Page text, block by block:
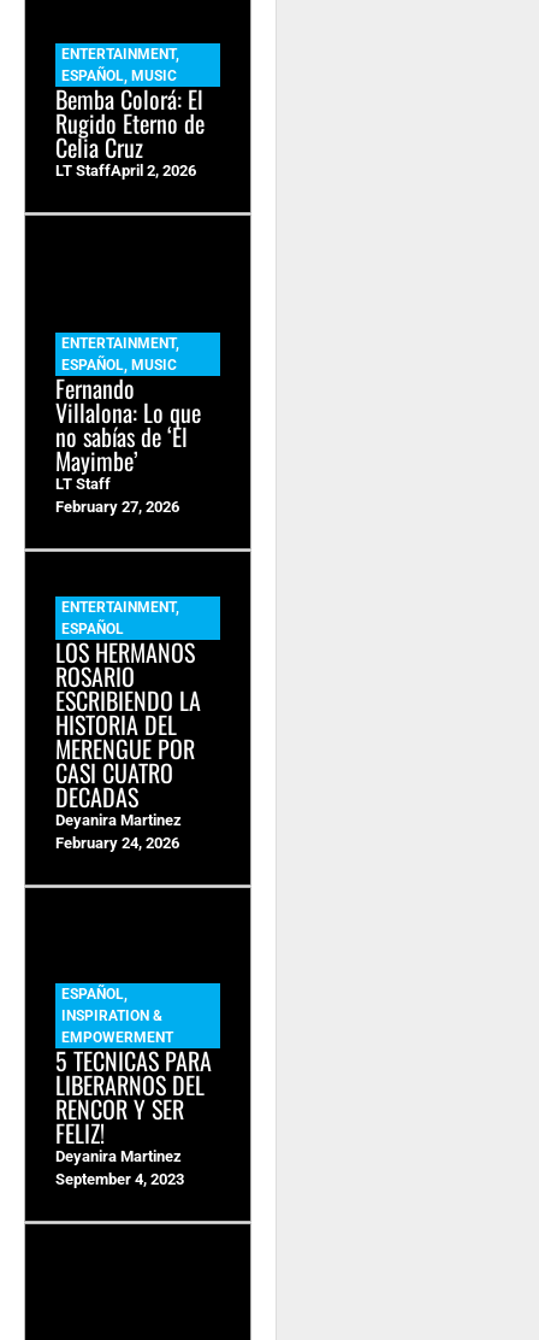
ENTERTAINMENT,
ESPAÑOL, MUSIC
Bemba Colorá: El
Rugido Eterno de
Celia Cruz
LT StaffApril 2, 2026
ENTERTAINMENT,
ESPAÑOL, MUSIC
Fernando
Villalona: Lo que
no sabías de ‘El
Mayimbe’
LT Staff
February 27, 2026
ENTERTAINMENT,
ESPAÑOL
LOS HERMANOS
ROSARIO
ESCRIBIENDO LA
HISTORIA DEL
MERENGUE POR
CASI CUATRO
DECADAS
Deyanira Martinez
February 24, 2026
ESPAÑOL,
INSPIRATION &
EMPOWERMENT
5 TECNICAS PARA
LIBERARNOS DEL
RENCOR Y SER
FELIZ!
Deyanira Martinez
September 4, 2023